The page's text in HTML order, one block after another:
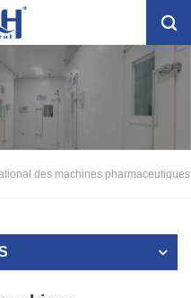
des machines pharmaceutiques